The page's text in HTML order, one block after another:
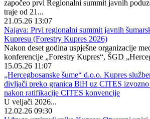
započeo prvi Regionalni summit javnih
traje od 21...
21.05.26 13:07
Najava: Prvi regionalni summit javnih
Kupresu (Forestry Kupres 2026)
Nakon deset godina uspješne organizacije
konferencije „Forestry Kupres“, ŠGD
15.05.26 11:07
„Hercegbosanske šume“ d.o.o. Kupres
divljači preko granica BiH uz CITES izvozno
nakon ratifikacije CITES konvencije
U veljači 2026...
12.02.26 09:30